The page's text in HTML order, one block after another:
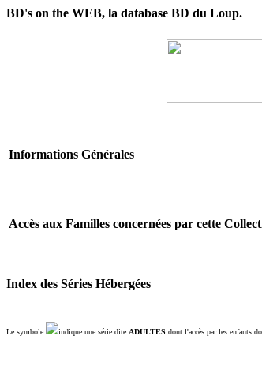
BD's on the WEB, la database BD du Loup.
Informations Générales
Accès aux Familles concernées par cette
Index des Séries Hébergées
Le symbole indique une série dite ADULTES dont l'accès par les enfants